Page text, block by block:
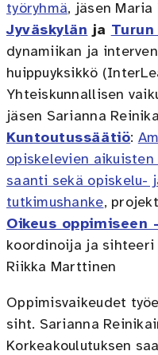
työryhmä, jäsen Maria
Jyväskylän ja
dynamiikan ja
huippuyksikkö
Yhteiskunnallisen
jäsen Sarianna
Kuntoutussäätiö:
opiskelevien
saanti sekä opiskelu-
tutkimushanke,
Oikeus oppimiseen
koordinoija ja sihteeri
Riikka Marttinen
Oppimisvaikeudet
siht. Sarianna
Korkeakoulutuksen